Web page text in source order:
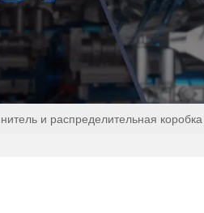
и распределительная коробка